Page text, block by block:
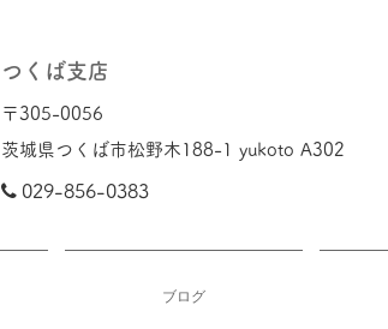
つくば支店
〒305-0056​
茨城県つくば市松野木188-1 yukoto A302​
 029-856-0383
ブログ